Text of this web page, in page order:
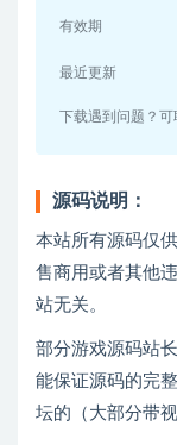
有效期
最近更新
下载遇到问题？
源码说明：
本站所有源码仅
售商用或者其他
站无关。
部分游戏源码站
能保证源码的完
坛的（大部分带